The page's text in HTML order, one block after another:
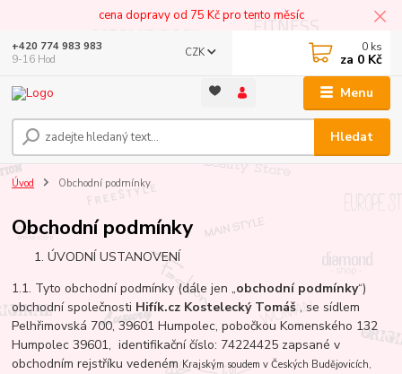
cena dopravy od 75 Kč pro tento měsíc
Menu
CZK
Hledat
+420 774 983 983
9-16 Hod
0 ks
za 0 Kč
Úvod Obchodní podmínky
Obchodní podmínky
ÚVODNÍ USTANOVENÍ
1.1. Tyto obchodní podmínky (dále jen „obchodní podmínky“)
obchodní společnosti Hifík.cz Kostelecký Tomáš , se sídlem
Pelhřimovská 700, 39601 Humpolec, pobočkou Komenského 132
Humpolec 39601, identifikační číslo: 74224425 zapsané v
obchodním rejstříku vedenémKrajským soudem v Českých Budějovicích,